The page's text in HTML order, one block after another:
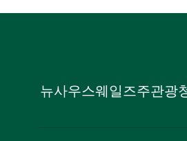
뉴사우스웨일즈주관광